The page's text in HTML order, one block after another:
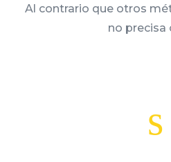
Al contrario que otros
no precisa
s